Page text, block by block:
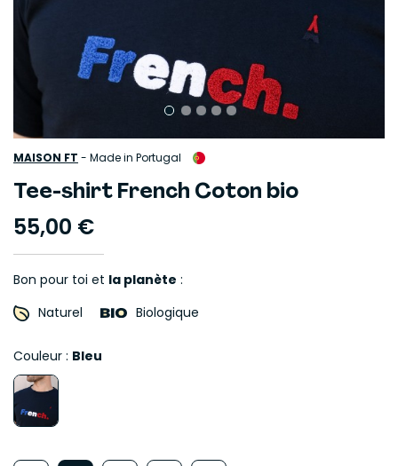
MAISON FT - Made in Portugal
Tee-shirt French Coton bio
55,00 €
Bon pour toi et la planète :
Naturel
Biologique
Couleur : Bleu